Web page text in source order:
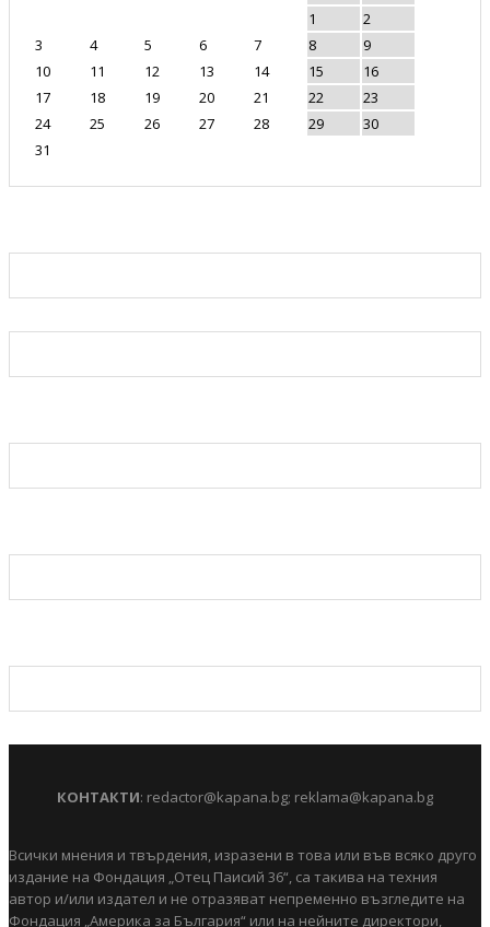
1
2
3
4 5 6 7 8
9
10
11 12 13 14 15
16
17
18 19 20 21 22
23
24
25 26 27 28 29
30
31
КОНТАКТИ: redactor@kapana.bg; reklama@kapana.bg
Всички мнения и твърдения, изразени в това или във всяко друго
издание на Фондация „Отец Паисий 36“, са такива на техния
автор и/или издател и не отразяват непременно възгледите на
Фондация „Америка за България“ или на нейните директори,